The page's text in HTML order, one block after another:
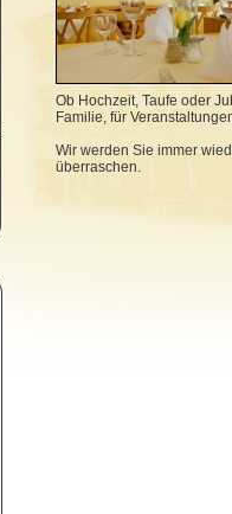
Ob Hochzeit, Taufe oder
Familie, für
Wir werden Sie immer
überraschen.